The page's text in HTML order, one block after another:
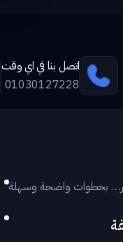
اتصل بنا في اي وقت
01030127228
بخطوات واضحة وسهلة